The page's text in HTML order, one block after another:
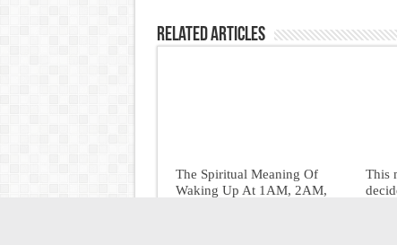
Related Articles
The Spiritual Meaning Of
Waking Up At 1AM, 2AM,
This